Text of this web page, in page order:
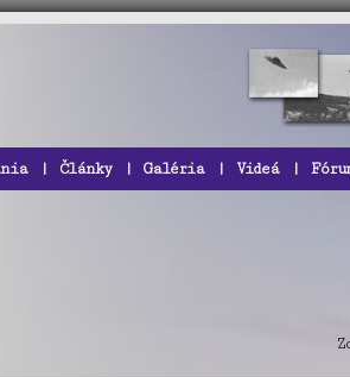
| Články | Galéria | Videá |